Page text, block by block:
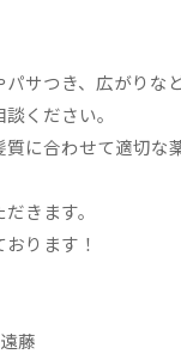
サつき、広がりな
ください。
に合わせて適切な
きます。
ります！
藤